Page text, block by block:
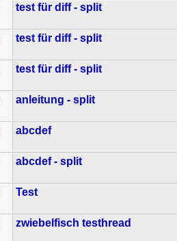
test für diff - split
test für diff - split
test für diff - split
anleitung - split
abcdef
abcdef - split
Test
zwiebelfisch testhread